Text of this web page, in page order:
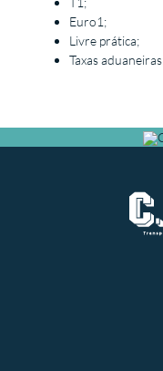
Euro1;
Livre prática;
Taxas